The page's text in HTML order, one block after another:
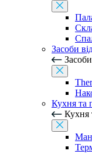
Засоби
Кухня та
Кухня